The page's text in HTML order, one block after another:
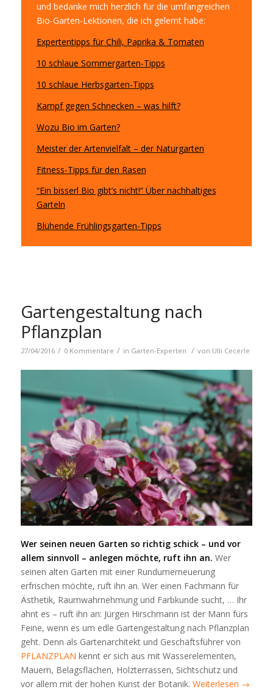
und bedanke mich herzlich für die umfangreichen
Bio-Garten-Lektionen, die ich gelernt habe:
Expertentipps für Chili, Paprika & Tomaten
10 schlaue Sommergarten-Tipps
10 schlaue Herbsgarten-Tipps
Kampf gegen Schnecken – was hilft?
Wozu Bio im Garten?
Meister der Artenvielfalt – der Naturgarten
Fitness-Tipps für den Rasen
“Ein bisserl Bio gibt’s nicht!“ Über nachhaltiges
Garteln
Blühende Frühlingsgarten-Tipps
Gartengestaltung nach
Pflanzplan
27/04/2016 / 0 Kommentare / in Garten-Experten / von Ulli Cecerle
Wer seinen neuen Garten so richtig schick – und vor
allem sinnvoll – anlegen möchte, ruft ihn an. Wer
seinen alten Garten mit einer Rundumerneuerung
erfrischen möchte, ruft ihn an. Wer einen Fachmann für
Ästhetik, Raumwahrnehmung und Farbkunde sucht, … Ihr
ahnt es – ruft ihn an: Jürgen Hirschmann ist der Mann fürs
Feine, wenn es um edle Gartengestaltung nach Pflanzplan
geht. Denn als Gartenarchitekt und Geschäftsführer von
PFLANZPLAN kennt er sich aus mit Wasserelementen,
Mauern, Belagsflächen, Holzterrassen, Sichtschutz und
vor allem mit der hohen Kunst der Botanik. Weiterlesen →